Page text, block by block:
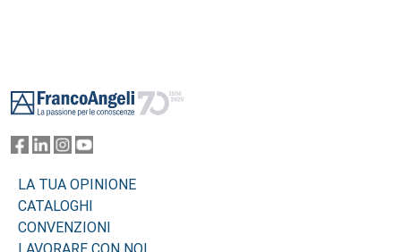
LA TUA OPINIONE
CATALOGHI
CONVENZIONI